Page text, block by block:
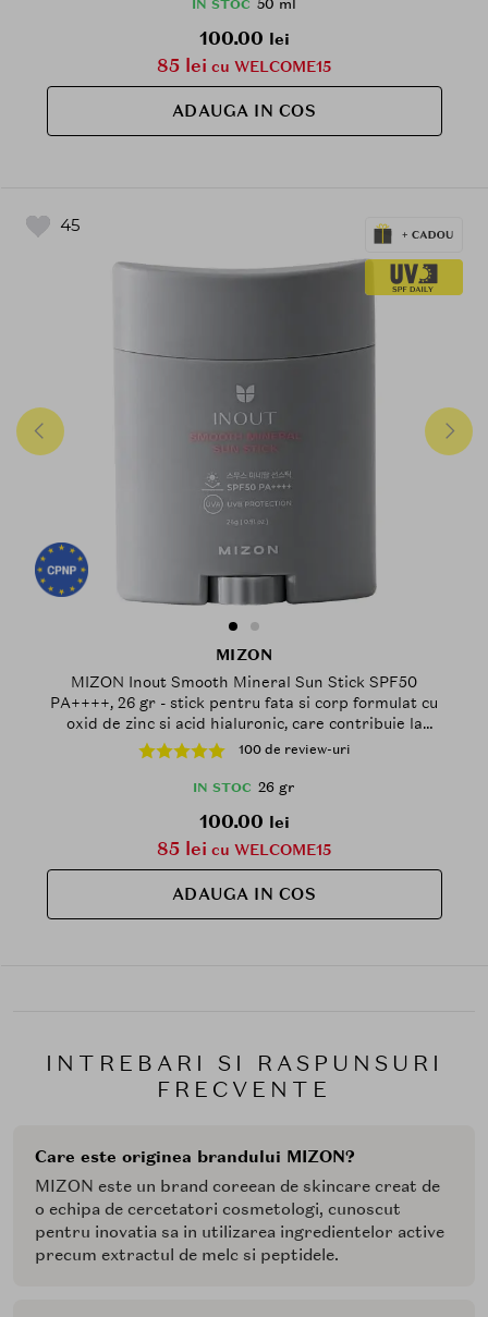
IN STOC
100.00 lei
85 lei cu WELCOME15
ADAUGA IN COS
45
MIZON
MIZON Inout Smooth Mineral Sun Stick SPF50
PA++++, 26 gr - stick pentru fata si corp formulat cu
oxid de zinc si acid hialuronic, care contribuie la
protectia pielii impotriva razelor UVA si UVB, Daily
100 de review-uri
IN STOC 26 gr
100.00 lei
85 lei cu WELCOME15
ADAUGA IN COS
INTREBARI SI RASPUNSURI
FRECVENTE
Care este originea brandului MIZON?
MIZON este un brand coreean de skincare creat de
o echipa de cercetatori cosmetologi, cunoscut
pentru inovatia sa in utilizarea ingredientelor active
precum extractul de melc si peptidele.